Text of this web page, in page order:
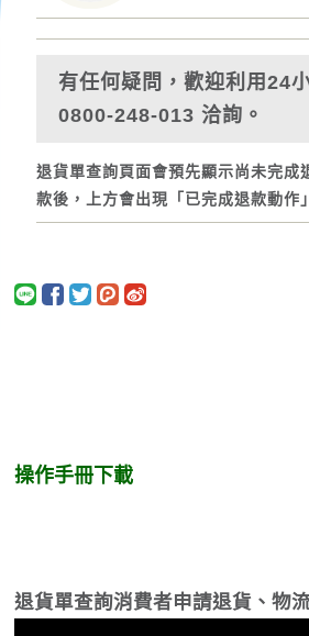
有任何疑問，歡迎利用24
0800-248-013 洽詢。
退貨單查詢頁面會預先顯示尚未完成
款後，上方會出現「已完成退款動作
操作手冊下載
退貨單查詢消費者申請退貨、物